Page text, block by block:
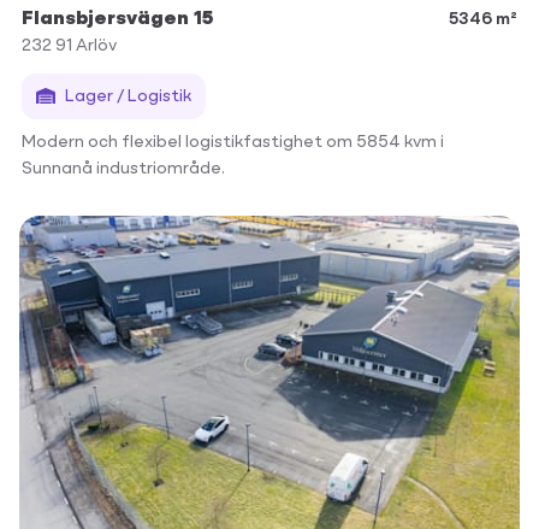
Flansbjersvägen 15
5346 m²
232 91 Arlöv
Lager / Logistik
Modern och flexibel logistikfastighet om 5854 kvm i
Sunnanå industriområde.